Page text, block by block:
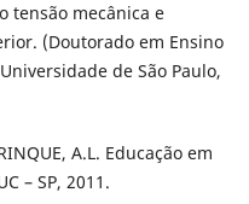
tensão mecânica e
(Doutorado em Ensino
de São Paulo,
A.L. Educação em
– SP, 2011.